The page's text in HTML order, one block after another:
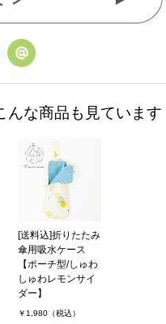
んな商品も見ています
[送料込]折りたたみ
傘用吸水ケース
【ポーチ型/しゅわ
しゅわレモンサイ
ダー】
￥1,980（税込）